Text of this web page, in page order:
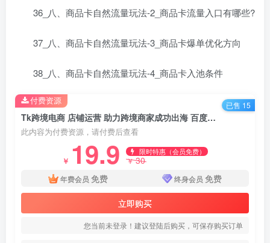
36_八、商品卡自然流量玩法-2_商品卡流量入口有哪些?
37_八、商品卡自然流量玩法-3_商品卡爆单优化方向
38_八、商品卡自然流量玩法-4_商品卡入池条件
Tk跨境电商 店铺运营 助力跨境商家成功出海 百度网盘下载
此内容为付费资源，请付费后查看
￥ 19.9 限时特惠（会员免费）
￥30
年费会员 免费 终身会员 免费
立即购买
您当前未登录！建议登陆后购买，可保存购买订单
付费资源 已售 15